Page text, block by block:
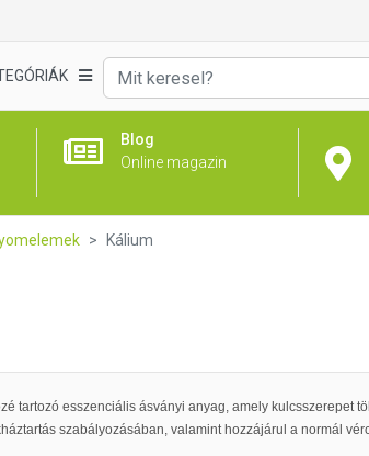
Blog
Online magazin
Kálium
tartozó esszenciális ásványi anyag, amely kulcsszerepet
szabályozásában, valamint hozzájárul a normál